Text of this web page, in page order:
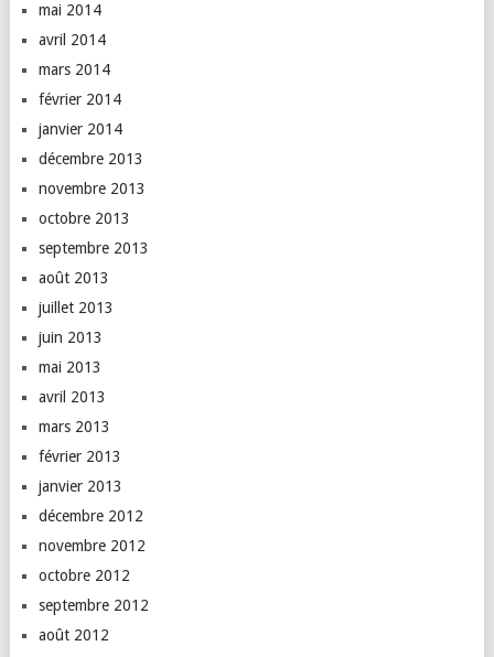
mai 2014
avril 2014
mars 2014
février 2014
janvier 2014
décembre 2013
novembre 2013
octobre 2013
septembre 2013
août 2013
juillet 2013
juin 2013
mai 2013
avril 2013
mars 2013
février 2013
janvier 2013
décembre 2012
novembre 2012
octobre 2012
septembre 2012
août 2012